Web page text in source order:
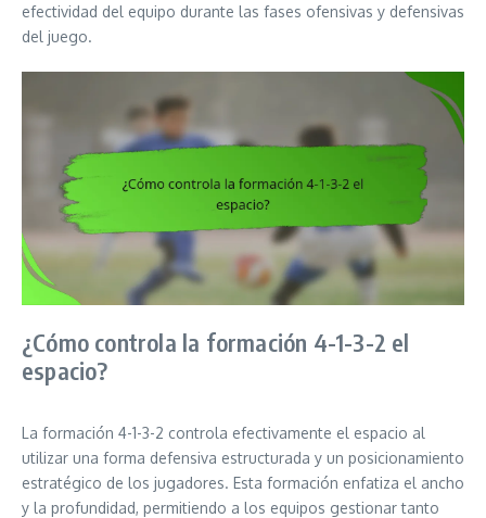
efectividad del equipo durante las fases ofensivas y defensivas
del juego.
¿Cómo controla la formación 4-1-3-2 el
espacio?
La formación 4-1-3-2 controla efectivamente el espacio al
utilizar una forma defensiva estructurada y un posicionamiento
estratégico de los jugadores. Esta formación enfatiza el ancho
y la profundidad, permitiendo a los equipos gestionar tanto